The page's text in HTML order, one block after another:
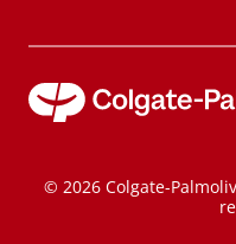
© 2026 Colgate-